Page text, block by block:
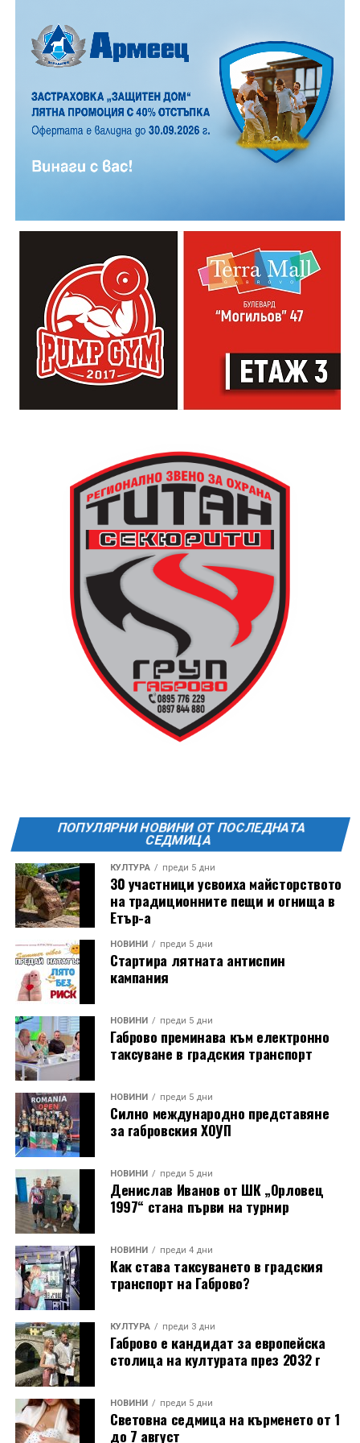
12 АВГУСТ (сряда)
19:00ч. „Книга за книга“ – донеси книга, вземи си
друга, обсъди заглавия и автори с други читатели
20:00ч. Концерт на група МОЛЕЦ, GoGo,
Zov&Vakavliev, Toria
21:30ч. Коктейли и музика
13 АВГУСТ (четвъртък)
19:00ч Групова тренировка с Йоанна Петрова от
20:00ч. Куиз вечер за обща култура
21:30ч. Прожекция на филма “Брънч за начинаещи”
Ще бъде хубаво – не някога и някъде, а тук и сега!
които свират на китара, да се включат – независимо
от професионалното им ниво. Събитието е различно
– то не е концерт, а споделено преживяване, в което
всеки участва по свой начин. Няма сцена или
официална програма, няма предварително обявени
изпълнители и разделение между публика и
артисти. Всеки е добре дошъл да пее, свири или
просто да преживее звездопад, изпълнен с музика,
падащи звезди и желания.
транспорт до местността Градище. Електрическият
автобус ще тръгне в 19:30 ч. от пл. „Възраждане“, а
обратно към града в 00:00 ч. – от паркинга до
поляната. Вземете със себе си връхна дреха и одеяло
или шалте! За повече информация тел. 0887907075.
ПОПУЛЯРНИ НОВИНИ ОТ ПОСЛЕДНАТА
СЕДМИЦА
КУЛТУРА преди 5 дни
30 участници усвоиха майсторството
на традиционните пещи и огнища в
Етър-а
НОВИНИ преди 5 дни
Стартира лятната антиспин
кампания
НОВИНИ преди 5 дни
Габрово преминава към електронно
таксуване в градския транспорт
НОВИНИ преди 5 дни
Силно международно представяне
за габровския ХОУП
НОВИНИ преди 5 дни
Денислав Иванов от ШК „Орловец
1997“ стана първи на турнир
НОВИНИ преди 4 дни
Как става таксуването в градския
транспорт на Габрово?
КУЛТУРА преди 3 дни
Габрово е кандидат за европейска
столица на културата през 2032 г
НОВИНИ преди 5 дни
Световна седмица на кърменето от 1
до 7 август